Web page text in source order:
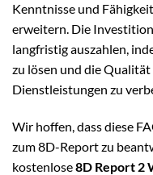
Kenntnisse und
erweitern. Die
langfristig auszahlen,
zu lösen und die
Dienstleistungen zu
Wir hoffen, dass diese
zum 8D-Report zu
kostenlose8D Report 2